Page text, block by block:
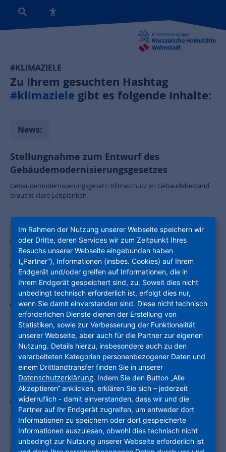
#KLIMAZIELE
Zu Ihrem gesuchten Hashtag
#klimaziele gibt es folgende Inhalte:
News:
Stellungnahme zum Entwurf des
Gebäudemodernisierungsgesetzes
Gebäudemodernisierungsgesetz: Klimaschutz im Gebäudebestand
braucht klare Leitplanken
NHW und Daikin setzen neue Maßstäbe in
der Wärmeversorgung
Partnerschaft für eine nachhaltigere Zukunft: Hessens größtes
Wohnungsunternehmen kooperiert mit einem führenden
Wärmepumpenhersteller
Wohnzukunftstag 2025: Breitensport statt
Spitzensport auf dem Weg zur
Klimaneutralität
NHW-Geschäftsführer Dr. Thomas Hain fordert pragmatische
Lösungen und ein Umdenken in der Branche
NHW macht in Fulda-Aschenberg knapp 230
Wohnungen fit für die Zukunft
Unternehmensgruppe Nassauische Heimstätte | Wohnstadt setzt
auf energetische Modernisierungen: Presserundgang mit
Geschäftsführerin Monika Fontaine-Kretschmer, Fuldas
Oberbürgermeister Dr. Heiko Wingenfeld und Stadtbaurat Daniel
Im Rahmen der Nutzung unserer Webseite speichern wir
oder Dritte, deren Services wir zum Zeitpunkt Ihres
Besuchs unserer Webseite eingebunden haben
(„Partner“), Informationen (insbes. Cookies) auf Ihrem
Endgerät und/oder greifen auf Informationen, die in
Ihrem Endgerät gespeichert sind, zu. Soweit dies nicht
unbedingt technisch erforderlich ist, erfolgt dies nur,
wenn Sie damit einverstanden sind. Diese nicht technisch
erforderlichen Dienste dienen der Erstellung von
Statistiken, sowie zur Verbesserung der Funktionalität
unserer Webseite, aber auch für die Partner zur eigenen
Nutzung. Details hierzu, insbesondere auch zu den
verarbeiteten Kategorien personenbezogener Daten und
einem Drittlandtransfer finden Sie in unserer
Datenschutzerklärung. Indem Sie den Button „Alle
Akzeptieren“ anklicken, erklären Sie sich – jederzeit
widerruflich - damit einverstanden, dass wir und die
Partner auf Ihr Endgerät zugreifen, um entweder dort
Informationen zu speichern oder dort gespeicherte
Informationen auszulesen, obwohl dies technisch nicht
unbedingt zur Nutzung unserer Webseite erforderlich ist